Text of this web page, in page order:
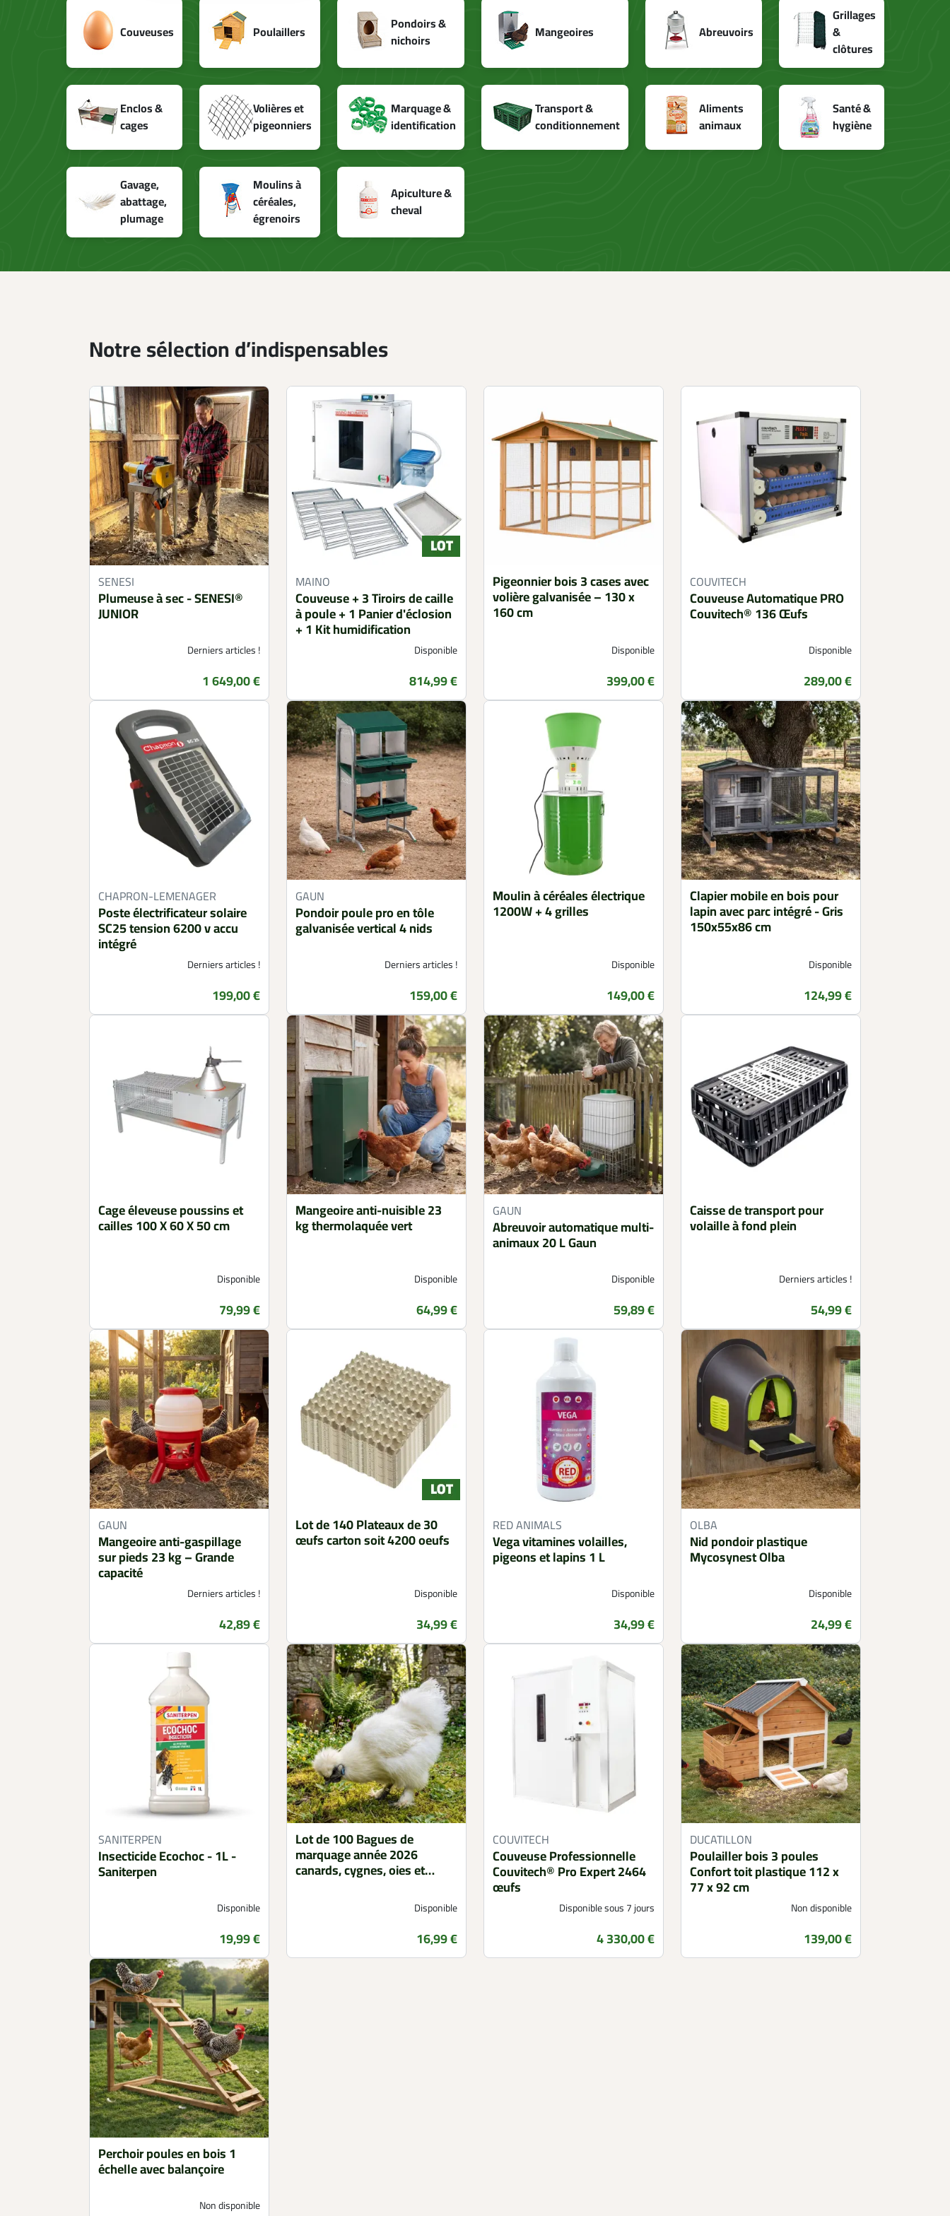
logés, nourris et abreuvés dans de bonnes conditions durables.
Couveuses Poulaillers
Pondoirs &
nichoirs
Mangeoires Abreuvoirs
Grillages
&
clôtures
Enclos &
cages
Volières et
pigeonniers
Marquage &
identification
Transport &
conditionnement
Aliments
animaux
Santé &
hygiène
Gavage,
abattage,
plumage
Moulins à
céréales,
égrenoirs
Apiculture &
cheval
Notre sélection d’indispensables
SENESI
Plumeuse à sec - SENESI®
JUNIOR
Derniers articles !
Prix
1 649,00 €
MAINO
Couveuse + 3 Tiroirs de caille
à poule + 1 Panier d'éclosion
+ 1 Kit humidification
Disponible
Prix
814,99 €
Pigeonnier bois 3 cases avec
volière galvanisée – 130 x
160 cm
Disponible
Prix
399,00 €
COUVITECH
Couveuse Automatique PRO
Couvitech® 136 Œufs
Disponible
Prix
289,00 €
CHAPRON-LEMENAGER
Poste électrificateur solaire
SC25 tension 6200 v accu
intégré
Derniers articles !
Prix
199,00 €
GAUN
Pondoir poule pro en tôle
galvanisée vertical 4 nids
Derniers articles !
Prix
159,00 €
Moulin à céréales électrique
1200W + 4 grilles
Disponible
Prix
149,00 €
Clapier mobile en bois pour
lapin avec parc intégré - Gris
150x55x86 cm
Disponible
Prix
124,99 €
Cage éleveuse poussins et
cailles 100 X 60 X 50 cm
Disponible
Prix
79,99 €
Mangeoire anti-nuisible 23
kg thermolaquée vert
Disponible
Prix
64,99 €
GAUN
Abreuvoir automatique multi-
animaux 20 L Gaun
Disponible
Prix
59,89 €
Caisse de transport pour
volaille à fond plein
Derniers articles !
Prix
54,99 €
GAUN
Mangeoire anti-gaspillage
sur pieds 23 kg – Grande
capacité
Derniers articles !
Prix
42,89 €
Lot de 140 Plateaux de 30
œufs carton soit 4200 oeufs
Disponible
Prix
34,99 €
RED ANIMALS
Vega vitamines volailles,
pigeons et lapins 1 L
Disponible
Prix
34,99 €
OLBA
Nid pondoir plastique
Mycosynest Olba
Disponible
Prix
24,99 €
SANITERPEN
Insecticide Ecochoc - 1L -
Saniterpen
Disponible
Prix
19,99 €
Lot de 100 Bagues de
marquage année 2026
canards, cygnes, oies et
Disponible
Prix
16,99 €
COUVITECH
Couveuse Professionnelle
Couvitech® Pro Expert 2464
œufs
Disponible sous 7 jours
Prix
4 330,00 €
DUCATILLON
Poulailler bois 3 poules
Confort toit plastique 112 x
77 x 92 cm
Non disponible
Prix
139,00 €
Perchoir poules en bois 1
échelle avec balançoire
Non disponible